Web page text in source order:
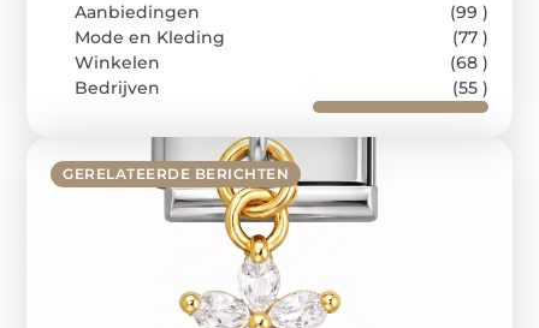
GERELATEERDE BERICHTEN
Aanbiedingen
(99 )
Mode en Kleding
(77 )
Winkelen
(68 )
Bedrijven
(55 )